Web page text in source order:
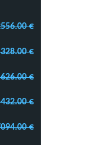
€
€
€
€
€